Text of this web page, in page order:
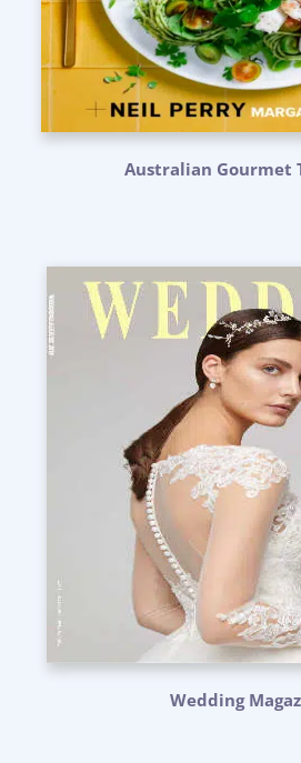
Australian Gourmet
Wedding